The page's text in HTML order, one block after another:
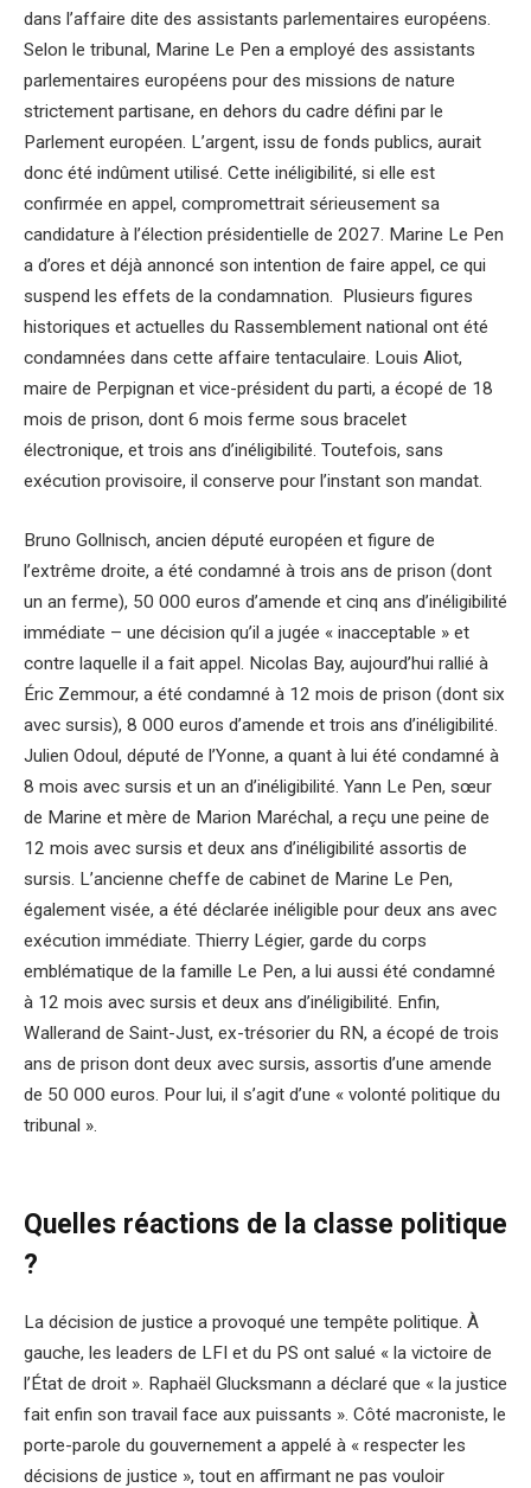
dans l’affaire dite des assistants parlementaires européens.
Selon le tribunal, Marine Le Pen a employé des assistants
parlementaires européens pour des missions de nature
strictement partisane, en dehors du cadre défini par le
Parlement européen. L’argent, issu de fonds publics, aurait
donc été indûment utilisé. Cette inéligibilité, si elle est
confirmée en appel, compromettrait sérieusement sa
candidature à l’élection présidentielle de 2027. Marine Le Pen
a d’ores et déjà annoncé son intention de faire appel, ce qui
suspend les effets de la condamnation. Plusieurs figures
historiques et actuelles du Rassemblement national ont été
condamnées dans cette affaire tentaculaire. Louis Aliot,
maire de Perpignan et vice-président du parti, a écopé de 18
mois de prison, dont 6 mois ferme sous bracelet
électronique, et trois ans d’inéligibilité. Toutefois, sans
exécution provisoire, il conserve pour l’instant son mandat.
Bruno Gollnisch, ancien député européen et figure de
l’extrême droite, a été condamné à trois ans de prison (dont
un an ferme), 50 000 euros d’amende et cinq ans d’inéligibilité
immédiate – une décision qu’il a jugée « inacceptable » et
contre laquelle il a fait appel. Nicolas Bay, aujourd’hui rallié à
Éric Zemmour, a été condamné à 12 mois de prison (dont six
avec sursis), 8 000 euros d’amende et trois ans d’inéligibilité.
Julien Odoul, député de l’Yonne, a quant à lui été condamné à
8 mois avec sursis et un an d’inéligibilité. Yann Le Pen, sœur
de Marine et mère de Marion Maréchal, a reçu une peine de
12 mois avec sursis et deux ans d’inéligibilité assortis de
sursis. L’ancienne cheffe de cabinet de Marine Le Pen,
également visée, a été déclarée inéligible pour deux ans avec
exécution immédiate. Thierry Légier, garde du corps
emblématique de la famille Le Pen, a lui aussi été condamné
à 12 mois avec sursis et deux ans d’inéligibilité. Enfin,
Wallerand de Saint-Just, ex-trésorier du RN, a écopé de trois
ans de prison dont deux avec sursis, assortis d’une amende
de 50 000 euros. Pour lui, il s’agit d’une « volonté politique du
tribunal ».
Quelles réactions de la classe politique
?
La décision de justice a provoqué une tempête politique. À
gauche, les leaders de LFI et du PS ont salué « la victoire de
l’État de droit ». Raphaël Glucksmann a déclaré que « la justice
fait enfin son travail face aux puissants ». Côté macroniste, le
porte-parole du gouvernement a appelé à « respecter les
décisions de justice », tout en affirmant ne pas vouloir